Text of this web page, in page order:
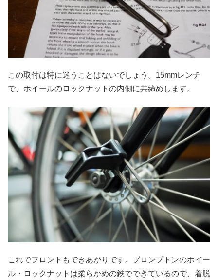
この取付は特に迷うことはないでしょう。15mmレンチ
で、ホイールのロックナットの内側に共締めします。
これでフロントもできあがりです。ブロンプトンのホイー
ル・ロックナットは柔らかめの鉄でできているので、着脱